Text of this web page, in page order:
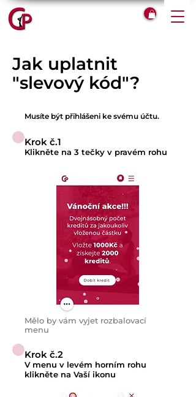
Jak uplatnit
"slevový kód"?
Musíte být přihlášeni ke svému účtu.
Krok č.1
Klikněte na 3 tečky v pravém rohu
Mělo by vám vyjet rozbalovací
menu
Krok č.2
V menu v levém horním rohu
klikněte na Vaší ikonu